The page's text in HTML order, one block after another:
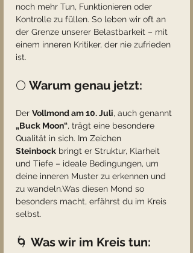
noch mehr Tun, Funktionieren oder
Kontrolle zu füllen. So leben wir oft an
der Grenze unserer Belastbarkeit – mit
einem inneren Kritiker, der nie zufrieden
ist.
🌕 Warum genau jetzt:
Der Vollmond am 10. Juli, auch genannt
„Buck Moon“, trägt eine besondere
Qualität in sich. Im Zeichen
Steinbock bringt er Struktur, Klarheit
und Tiefe – ideale Bedingungen, um
deine inneren Muster zu erkennen und
zu wandeln.Was diesen Mond so
besonders macht, erfährst du im Kreis
selbst.
🌀 Was wir im Kreis tun: